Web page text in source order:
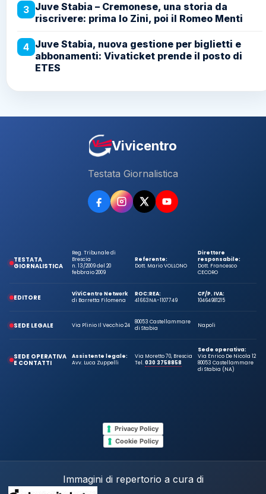
3 Juve Stabia – Cremonese, una storia da
riscrivere: prima lo Zini, poi il Romeo Menti
4 Juve Stabia, nuova gestione per biglietti e
abbonamenti: Vivaticket prende il posto di
ETES
Vivicentro
Testata Giornalistica
TESTATA
GIORNALISTICA
Reg. Tribunale di
Brescia
n. 13/2009 del 20
febbraio 2009
Referente:
Dott. Mario VOLLONO
Direttore
responsabile:
Dott. Francesco
CECORO
EDITORE
ViViCentro Network
di Barretta Filomena
ROC:
41663
REA:
NA-1107749
CF/P. IVA:
10464981215
SEDE LEGALE Via Plinio Il Vecchio 24
80053 Castellammare
di Stabia
Napoli
SEDE OPERATIVA
E CONTATTI
Assistente legale:
Avv. Luca Zuppelli
Via Moretto 70, Brescia
Tel.030 3758858
Sede operativa:
Via Enrico De Nicola 12
80053 Castellammare
di Stabia (NA)
Privacy Policy
Cookie Policy
Immagini di repertorio a cura di